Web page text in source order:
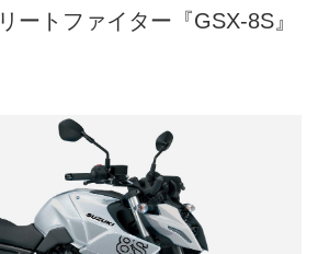
ートファイター『GSX-8S』